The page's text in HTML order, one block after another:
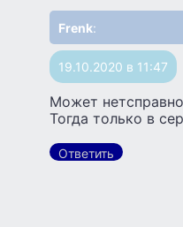
Frenk:
19.10.2020 в 11:47
Может
Тогда только в
Ответить